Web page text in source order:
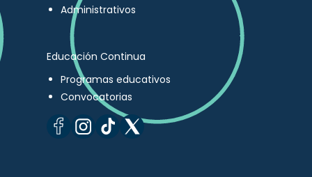
Administrativos
Educación Continua
Programas educativos
Convocatorias